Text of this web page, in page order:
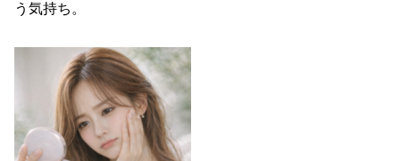
う気持ち。